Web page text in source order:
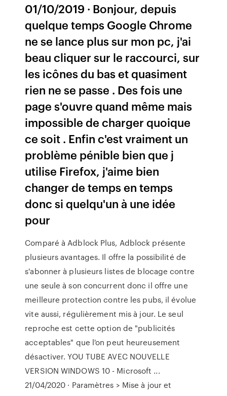
01/10/2019 · Bonjour, depuis
quelque temps Google Chrome
ne se lance plus sur mon pc, j'ai
beau cliquer sur le raccourci, sur
les icônes du bas et quasiment
rien ne se passe . Des fois une
page s'ouvre quand même mais
impossible de charger quoique
ce soit . Enfin c'est vraiment un
problème pénible bien que j
utilise Firefox, j'aime bien
changer de temps en temps
donc si quelqu'un à une idée
pour
Comparé à Adblock Plus, Adblock présente
plusieurs avantages. Il offre la possibilité de
s'abonner à plusieurs listes de blocage contre
une seule à son concurrent donc il offre une
meilleure protection contre les pubs, il évolue
vite aussi, régulièrement mis à jour. Le seul
reproche est cette option de "publicités
acceptables" que l'on peut heureusement
désactiver. YOU TUBE AVEC NOUVELLE
VERSION WINDOWS 10 - Microsoft ...
21/04/2020 · Paramètres > Mise à jour et